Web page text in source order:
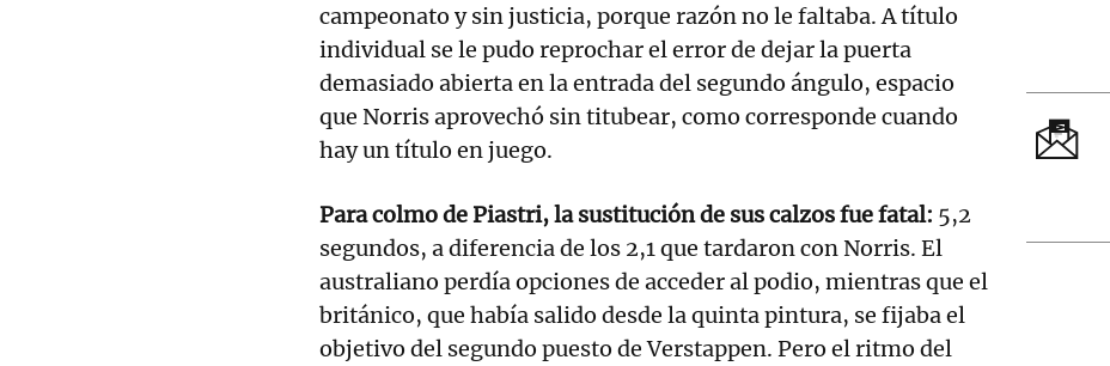
campeonato y sin justicia, porque razón no le faltaba. A título
individual se le pudo reprochar el error de dejar la puerta
demasiado abierta en la entrada del segundo ángulo, espacio
que Norris aprovechó sin titubear, como corresponde cuando
hay un título en juego.
Para colmo de Piastri, la sustitución de sus calzos fue fatal: 5,2
segundos, a diferencia de los 2,1 que tardaron con Norris. El
australiano perdía opciones de acceder al podio, mientras que el
británico, que había salido desde la quinta pintura, se fijaba el
objetivo del segundo puesto de Verstappen. Pero el ritmo del